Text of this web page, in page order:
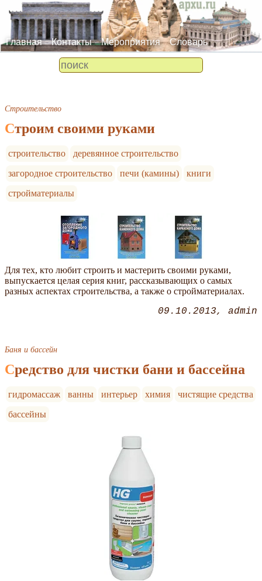
Главная Контакты Мероприятия Словарь
Строительство
Строим своими руками
строительство
деревянное строительство
загородное строительство
печи (камины)
книги
стройматериалы
Для тех, кто любит строить и мастерить своими руками,
выпускается целая серия книг, рассказывающих о самых
разных аспектах строительства, а также о стройматериалах.
09.10.2013 admin
Баня и бассейн
Средство для чистки бани и бассейна
гидромассаж ванны интерьер химия
чистящие средства
бассейны